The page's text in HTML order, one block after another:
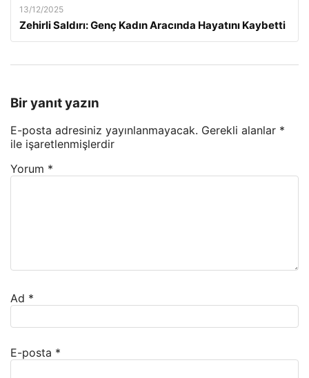
13/12/2025
Zehirli Saldırı: Genç Kadın Aracında Hayatını Kaybetti
Bir yanıt yazın
E-posta adresiniz yayınlanmayacak. Gerekli alanlar *
ile işaretlenmişlerdir
Yorum *
Ad *
E-posta *